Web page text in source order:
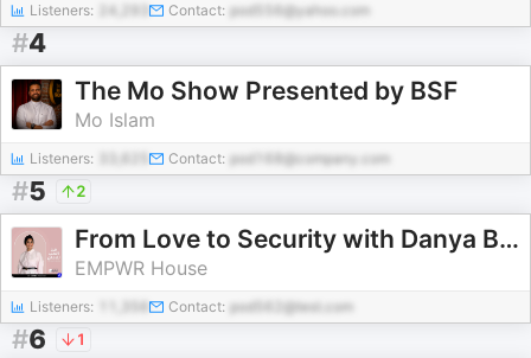
Listeners: Contact: pod556@yahoo.com
#4
The Mo Show Presented by BSF
Mo Islam
Listeners: Contact: pod168@company.com
#5 2
From Love to Security with Danya Babkair من الحب للأمان مع دانية بابكير
EMPWR House
Listeners: Contact: pod562@test.com
#6 1